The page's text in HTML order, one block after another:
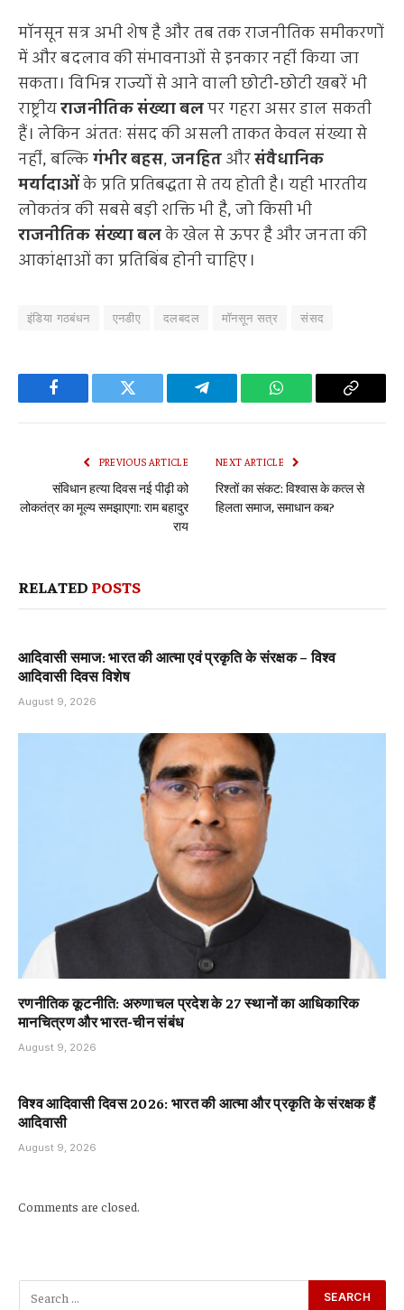
मॉनसून सत्र अभी शेष है और तब तक राजनीतिक समीकरणों
में और बदलाव की संभावनाओं से इनकार नहीं किया जा
सकता। विभिन्न राज्यों से आने वाली छोटी-छोटी खबरें भी
राष्ट्रीयराजनीतिक संख्या बलपर गहरा असर डाल सकती
हैं। लेकिन अंततः संसद की असली ताकत केवल संख्या से
नहीं, बल्किगंभीर बहस,जनहितऔरसंवैधानिक
मर्यादाओंके प्रति प्रतिबद्धता से तय होती है। यही भारतीय
लोकतंत्र की सबसे बड़ी शक्ति भी है, जो किसी भी
राजनीतिक संख्या बलके खेल से ऊपर है और जनता की
आकांक्षाओं का प्रतिबिंब होनी चाहिए।
इंडिया गठबंधन एनडीए दलबदल मॉनसून सत्र संसद
Facebook Twitter Telegram WhatsApp Copy
PREVIOUS ARTICLE
संविधान हत्या दिवस नई पीढ़ी को
लोकतंत्र का मूल्य समझाएगा: राम बहादुर
राय
NEXT ARTICLE
रिश्तों का संकट: विश्वास के कत्ल से
हिलता समाज, समाधान कब?
RELATED POSTS
आदिवासी समाज: भारत की आत्मा एवं प्रकृति के संरक्षक – विश्व
आदिवासी दिवस विशेष
August 9, 2026
रणनीतिक कूटनीति: अरुणाचल प्रदेश के 27 स्थानों का आधिकारिक
मानचित्रण और भारत-चीन संबंध
August 9, 2026
विश्व आदिवासी दिवस 2026: भारत की आत्मा और प्रकृति के संरक्षक हैं
आदिवासी
August 9, 2026
Comments are closed.